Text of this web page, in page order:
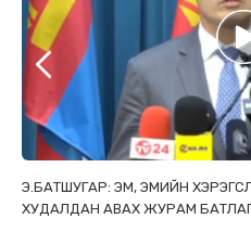
Э.БАТШУГАР: ЭМ, ЭМИЙН
ХУДАЛДАН АВАХ ЖУРАМ